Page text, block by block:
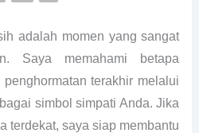
adalah momen yang sangat
Saya memahami betapa
terakhir melalui
simbol simpati Anda. Jika
terdekat, saya siap membantu